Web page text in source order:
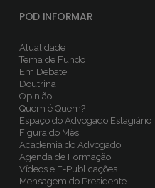
POD INFORMAR
Atualidade
Tema de Fundo
Em Debate
Doutrina
Opinião
Quem é Quem?
Espaço do Advogado Estagiário
Figura do Mês
Academia do Advogado
Agenda de Formação
Vídeos e E-Publicações
Mensagem do Presidente